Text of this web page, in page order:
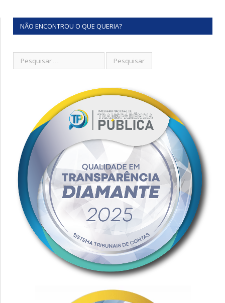
NÃO ENCONTROU O QUE QUERIA?